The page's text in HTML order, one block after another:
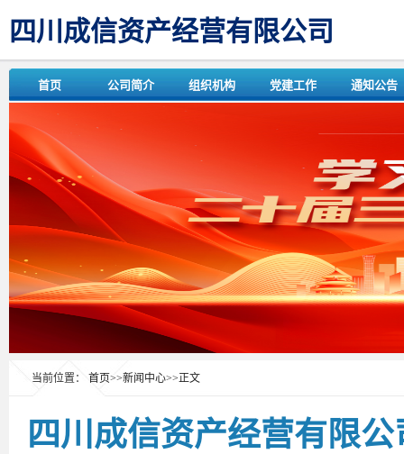
四川成信资产经营有限公司
首页 公司简介 组织机构 党建工作 通知公告
当前位置： 首页>>新闻中心>>正文
四川成信资产经营有限